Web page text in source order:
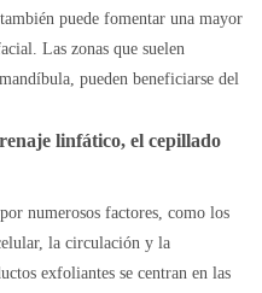
puede fomentar una mayor
Las zonas que suelen
pueden beneficiarse del
linfático, el cepillado
numerosos factores, como los
la circulación y la
exfoliantes se centran en las